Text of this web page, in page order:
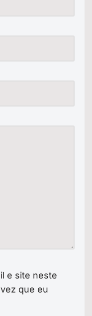
e site neste
que eu